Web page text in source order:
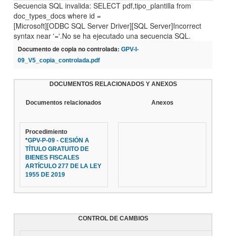
Secuencia SQL invalida: SELECT pdf,tipo_plantilla from
doc_types_docs where id =
[Microsoft][ODBC SQL Server Driver][SQL Server]Incorrect
syntax near '='.No se ha ejecutado una secuencia SQL.
Documento de copia no controlada: GPV-I-
09_V5_copia_controlada.pdf
DOCUMENTOS RELACIONADOS Y ANEXOS
Documentos relacionados Anexos
Procedimiento
*GPV-P-09 - CESIÓN A
TÍTULO GRATUITO DE
BIENES FISCALES
ARTÍCULO 277 DE LA LEY
1955 DE 2019
CONTROL DE CAMBIOS